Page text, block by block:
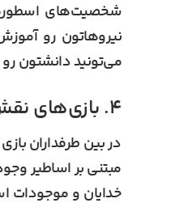
شخصیت‌های
نیروهاتون رو
می‌تونید دانشتون
۴. بازی‌های نقش‌آفرینی در دنیای اساطیر
در بین طرفداران
مبتنی بر اساطیر
خدایان و موجودات